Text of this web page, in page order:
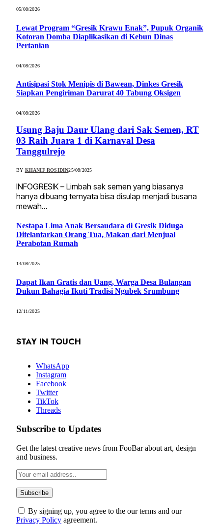
05/08/2026
Lewat Program “Gresik Krawu Enak”, Pupuk Organik
Kotoran Domba Diaplikasikan di Kebun Dinas
Pertanian
04/08/2026
Antisipasi Stok Menipis di Bawean, Dinkes Gresik
Siapkan Pengiriman Darurat 40 Tabung Oksigen
04/08/2026
Usung Baju Daur Ulang dari Sak Semen, RT
03 Raih Juara 1 di Karnaval Desa
Tanggulrejo
BY KHANIF ROSIDIN25/08/2025
INFOGRESIK – Limbah sak semen yang biasanya
hanya dibuang ternyata bisa disulap menjadi busana
mewah…
Nestapa Lima Anak Bersaudara di Gresik Diduga
Ditelantarkan Orang Tua, Makan dari Menjual
Perabotan Rumah
13/08/2025
Dapat Ikan Gratis dan Uang, Warga Desa Bulangan
Dukun Bahagia Ikuti Tradisi Ngubek Srumbung
12/11/2025
STAY IN TOUCH
WhatsApp
Instagram
Facebook
Twitter
TikTok
Threads
Subscribe to Updates
Get the latest creative news from FooBar about art, design
and business.
By signing up, you agree to the our terms and our
Privacy Policy agreement.